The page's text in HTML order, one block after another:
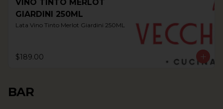
VINO TINTO MERLOT
GIARDINI 250ML
Lata Vino Tinto Merlot Giardini 250ML
$189.00
BAR